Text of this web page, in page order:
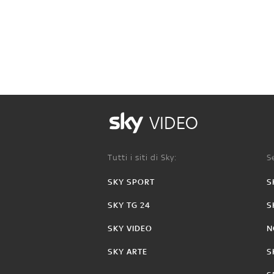
VIDEO
Tutti i siti di Sky:
SKY SPORT
SKY TG 24
SKY VIDEO
SKY ARTE